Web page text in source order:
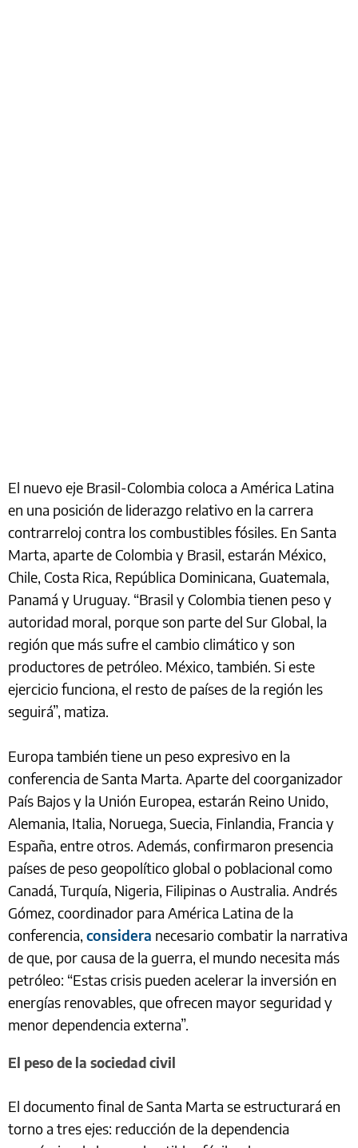
El nuevo eje Brasil-Colombia coloca a América Latina
en una posición de liderazgo relativo en la carrera
contrarreloj contra los combustibles fósiles. En Santa
Marta, aparte de Colombia y Brasil, estarán México,
Chile, Costa Rica, República Dominicana, Guatemala,
Panamá y Uruguay. “Brasil y Colombia tienen peso y
autoridad moral, porque son parte del Sur Global, la
región que más sufre el cambio climático y son
productores de petróleo. México, también. Si este
ejercicio funciona, el resto de países de la región les
seguirá”, matiza.
Europa también tiene un peso expresivo en la
conferencia de Santa Marta. Aparte del coorganizador
País Bajos y la Unión Europea, estarán Reino Unido,
Alemania, Italia, Noruega, Suecia, Finlandia, Francia y
España, entre otros. Además, confirmaron presencia
países de peso geopolítico global o poblacional como
Canadá, Turquía, Nigeria, Filipinas o Australia. Andrés
Gómez, coordinador para América Latina de la
conferencia, considera necesario combatir la narrativa
de que, por causa de la guerra, el mundo necesita más
petróleo: “Estas crisis pueden acelerar la inversión en
energías renovables, que ofrecen mayor seguridad y
menor dependencia externa”.
El peso de la sociedad civil
El documento final de Santa Marta se estructurará en
torno a tres ejes: reducción de la dependencia